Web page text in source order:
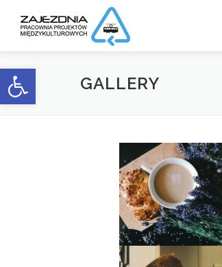
Otwórz pasek narzędzi
treści
GALLERY